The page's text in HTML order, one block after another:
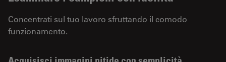
Concentrati sul tuo lavoro sfruttando il comodo
funzionamento.